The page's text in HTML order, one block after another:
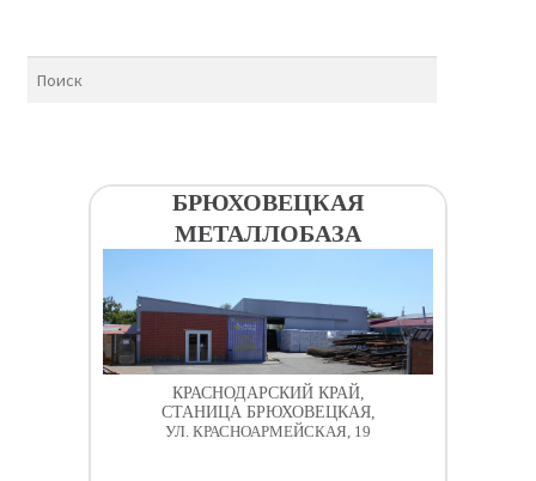
БРЮХОВЕЦКАЯ
МЕТАЛЛОБАЗА
КРАСНОДАРСКИЙ КРАЙ,
СТАНИЦА БРЮХОВЕЦКАЯ,
УЛ. КРАСНОАРМЕЙСКАЯ, 19